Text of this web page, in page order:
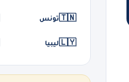
🇹🇳تونس
🇱🇾ليبيا